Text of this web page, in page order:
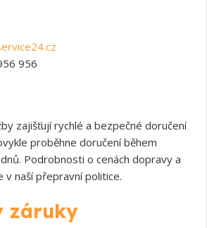
956
zajišťují rychlé a bezpečné doručení
proběhne doručení během
Podrobnosti o cenách dopravy a
v naší přepravní politice.
záruky